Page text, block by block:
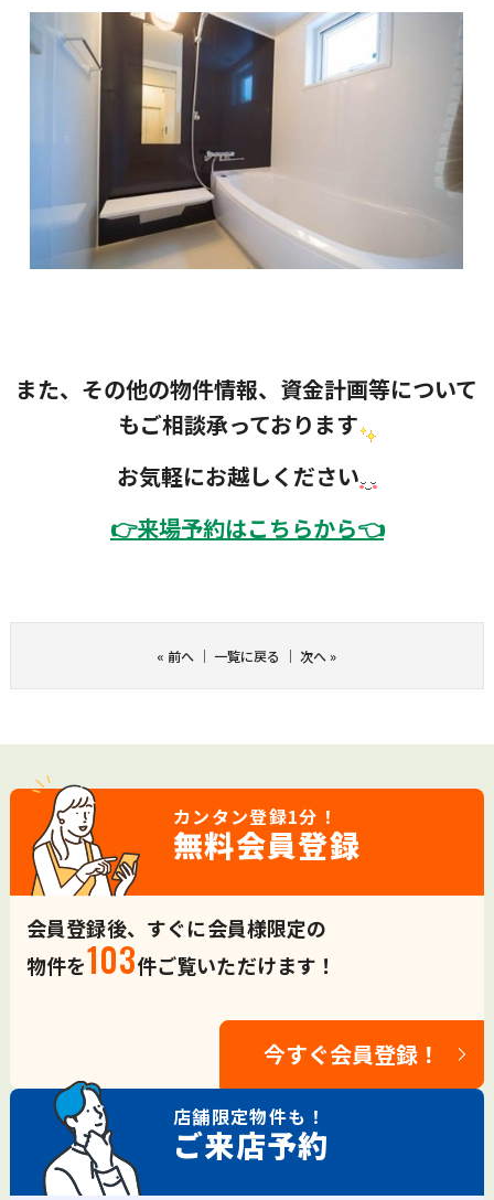
また、その他の物件情報、資金計画等について
もご相談承っております
お気軽にお越しください
👉来場予約はこちらから👈
« 前へ ｜ 一覧に戻る ｜次へ»
カンタン登録1分！
無料会員登録
会員登録後、すぐに会員様限定の
物件を103件ご覧いただけます！
今すぐ会員登録！
店舗限定物件も！
ご来店予約